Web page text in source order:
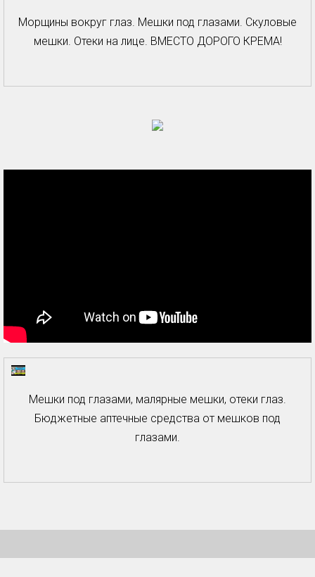
Морщины вокруг глаз. Мешки под глазами. Скуловые
мешки. Отеки на лице. ВМЕСТО ДОРОГО КРЕМА!
Мешки под глазами, малярные мешки, отеки глаз.
Бюджетные аптечные средства от мешков под
глазами.